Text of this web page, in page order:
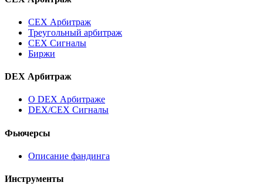
CEX Арбитраж
Треугольный арбитраж
CEX Сигналы
Биржи
DEX Арбитраж
О DEX Арбитраже
DEX/CEX Сигналы
Фьючерсы
Описание фандинга
Инструменты